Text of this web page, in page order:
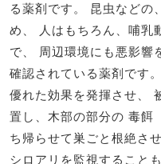
る薬剤です。 昆虫などの
め、 人はもちろん、哺乳
で、 周辺環境にも悪影響
確認されている薬剤です
優れた効果を発揮させ、
置し、木部の部分の 毒餌
ち帰らせて巣ごと根絶さ
シロアリを監視すること